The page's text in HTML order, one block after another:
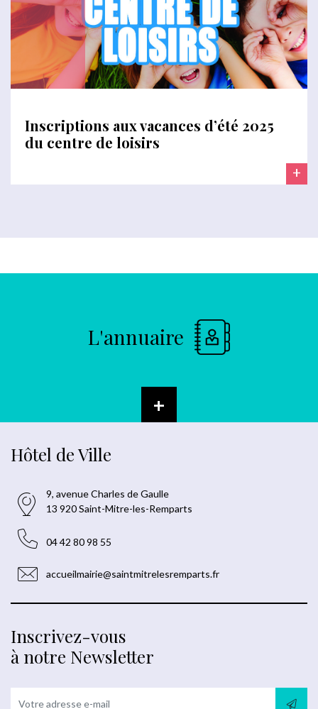
Inscriptions aux vacances d’été 2025
du centre de loisirs
+
L'annuaire
+
Hôtel de Ville
9, avenue Charles de Gaulle
13 920 Saint-Mitre-les-Remparts
04 42 80 98 55
accueilmairie@saintmitrelesremparts.fr
Inscrivez-vous
à notre Newsletter